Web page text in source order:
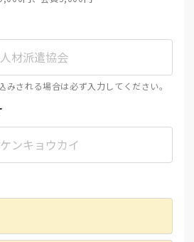
される場合は必ず入力してください。